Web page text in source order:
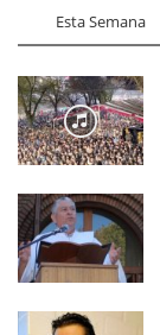
Esta Semana